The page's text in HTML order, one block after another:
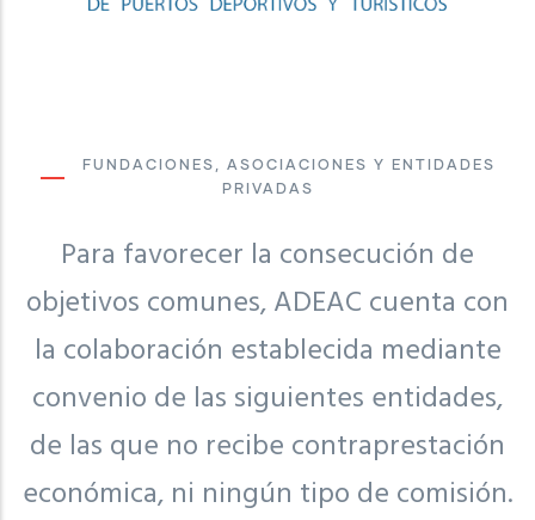
FUNDACIONES, ASOCIACIONES Y ENTIDADES
PRIVADAS
Para favorecer la consecución de
objetivos comunes, ADEAC cuenta con
la colaboración establecida mediante
convenio de las siguientes entidades,
de las que no recibe contraprestación
económica, ni ningún tipo de comisión.